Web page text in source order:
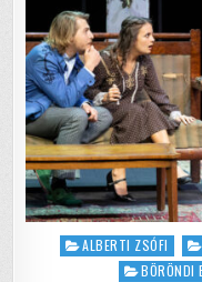
Posted
ALBERTI ZSÓFI
BÖRÖNDI